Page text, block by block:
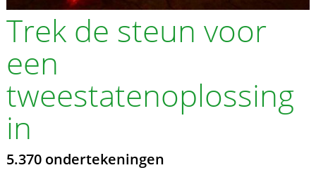
Trek de steun voor
een
tweestatenoplossing
in
5.370 ondertekeningen